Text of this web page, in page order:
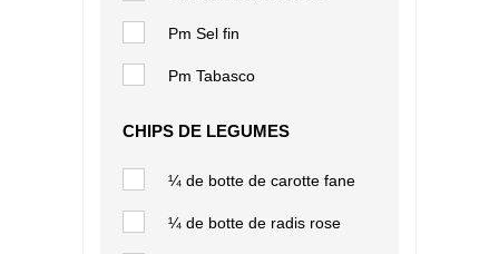
Pm Sel fin
Pm Tabasco
CHIPS DE LEGUMES
¼ de botte de carotte fane
¼ de botte de radis rose